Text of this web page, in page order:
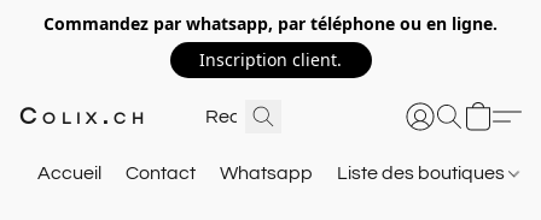
Commandez par whatsapp, par téléphone ou en ligne.
Inscription client.
Colix.ch
Accueil Contact Whatsapp Liste des boutiques